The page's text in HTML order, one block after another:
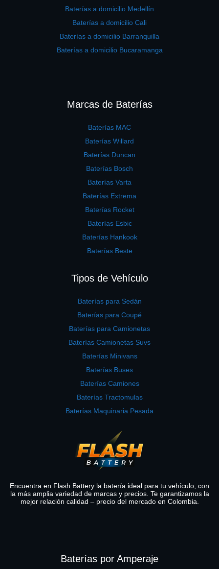
Baterías a domicilio Medellín
Baterías a domicilio Cali
Baterías a domicilio Barranquilla
Baterías a domicilio Bucaramanga
Marcas de Baterías
Baterías MAC
Baterías Willard
Baterías Duncan
Baterías Bosch
Baterías Varta
Baterías Extrema
Baterías Rocket
Baterías Esbic
Baterías Hankook
Baterías Beste
Tipos de Vehículo
Baterías para Sedán
Baterías para Coupé
Baterías para Camionetas
Baterías Camionetas Suvs
Baterías Minivans
Baterías Buses
Baterías Camiones
Baterías Tractomulas
Baterías Maquinaria Pesada
Encuentra en Flash Battery la batería ideal para tu vehículo, con
la más amplia variedad de marcas y precios. Te garantizamos la
mejor relación calidad – precio del mercado en Colombia.
Baterías por Amperaje